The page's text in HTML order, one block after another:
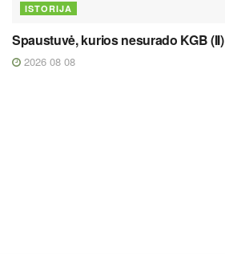
ISTORIJA
Spaustuvė, kurios nesurado KGB (II)
2026 08 08